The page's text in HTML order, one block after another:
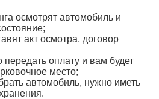
осмотрят автомобиль и
акт осмотра, договор
оплату и вам будет
место;
автомобиль, нужно иметь